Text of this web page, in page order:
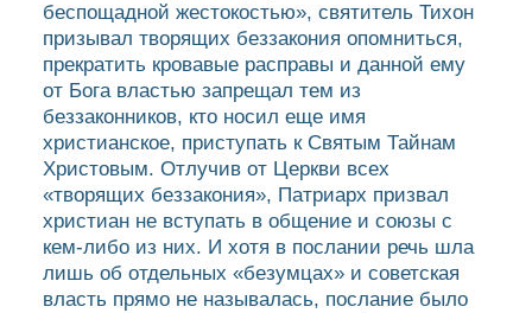
беспощадной жестокостью», святитель Тихон
призывал творящих беззакония опомниться,
прекратить кровавые расправы и данной ему
от Бога властью запрещал тем из
беззаконников, кто носил еще имя
христианское, приступать к Святым Тайнам
Христовым. Отлучив от Церкви всех
«творящих беззакония», Патриарх призвал
христиан не вступать в общение и союзы с
кем-либо из них. И хотя в послании речь шла
лишь об отдельных «безумцах» и советская
власть прямо не называлась, послание было